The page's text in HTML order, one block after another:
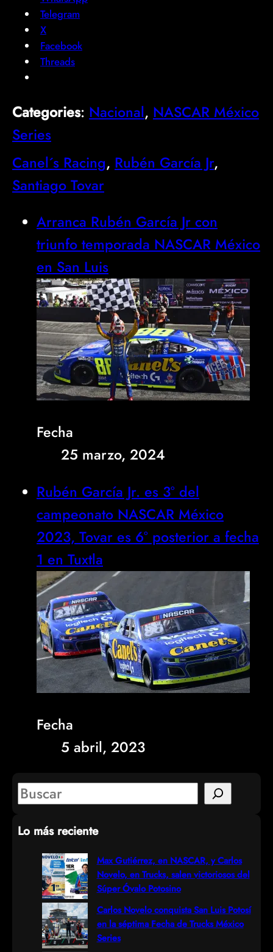
Telegram
X
Facebook
Threads
Categories: Nacional, NASCAR México
Series
Canel´s Racing, Rubén García Jr
Santiago Tovar
Arranca Rubén García Jr con
triunfo temporada NASCAR México
en San Luis
Fecha
25 marzo, 2024
Rubén García Jr. es 3° del
campeonato NASCAR México
2023, Tovar es 6° posterior a fecha
1 en Tuxtla
Fecha
5 abril, 2023
S
a
Lo más reciente
Max Gutiérrez, en NASCAR, y Carlos
Novelo, en Trucks, salen victoriosos del
Súper Óvalo Potosino
Carlos Novelo conquista San Luis Potosí
en la séptima Fecha de Trucks México
Series